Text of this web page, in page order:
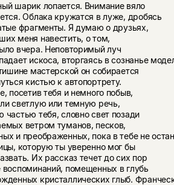
шарик лопается. Внимание вяло
Облака кружатся в луже, дробясь
фрагменты. Я думаю о друзьях,
меня навестить, о том,
вчера. Неповторимый луч
искоса, вторгаясь в сознанье
мастерской он собирается
кистью к автопортрету.
посетив тебя и немного побыв,
светлую или темную речь,
тебя, словно свет позади
ветром туманов, песков,
и преображенных, пока в тебе не
которую ты уверенно мог бы
Их рассказ течет до сих пор
помещенных в глубь
кристаллических глыб.